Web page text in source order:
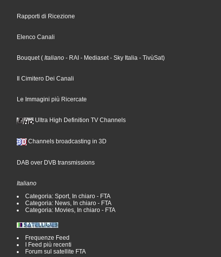
Rapporti di Ricezione
Elenco Canali
Bouquet( Italiano - RAI - Mediaset- Sky Italia - TivùSat)
Il Cimitero Dei Canali
Le Immagini più Ricercate
Ultra High Definition TV Channels
Channels broadcasting in 3D
DAB over DVB transmissions
Italiano
Categoria: Sport, In chiaro - FTA
Categoria: News, In chiaro - FTA
Categoria: Movies, In chiaro - FTA
Frequenze Feed
I Feed più recenti
Forum sul satellite FTA